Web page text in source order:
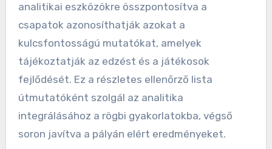
analitikai eszközökre összpontosítva a
csapatok azonosíthatják azokat a
kulcsfontosságú mutatókat, amelyek
tájékoztatják az edzést és a játékosok
fejlődését. Ez a részletes ellenőrző lista
útmutatóként szolgál az analitika
integrálásához a rögbi gyakorlatokba, végső
soron javítva a pályán elért eredményeket.